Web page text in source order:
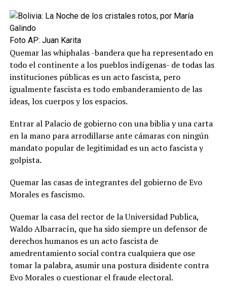
Foto AP: Juan Karita
Quemar las whiphalas -bandera que ha representado en
todo el continente a los pueblos indígenas- de todas las
instituciones públicas es un acto fascista, pero
igualmente fascista es todo embanderamiento de las
ideas, los cuerpos y los espacios.
Entrar al Palacio de gobierno con una biblia y una carta
en la mano para arrodillarse ante cámaras con ningún
mandato popular de legitimidad es un acto fascista y
golpista.
Quemar las casas de integrantes del gobierno de Evo
Morales es fascismo.
Quemar la casa del rector de la Universidad Publica,
Waldo Albarracín, que ha sido siempre un defensor de
derechos humanos es un acto fascista de
amedrentamiento social contra cualquiera que ose
tomar la palabra, asumir una postura disidente contra
Evo Morales o cuestionar el fraude electoral.